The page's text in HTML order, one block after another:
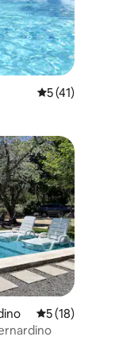
: 4,98 sur 5
Évaluation
5 (41)
: 4,92 sur 5
Évaluation
5 (18)